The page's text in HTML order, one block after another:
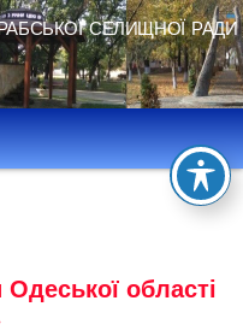
селищної ради
області